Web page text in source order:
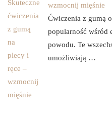
wzmocnij mięśnie
Ćwiczenia z gumą
popularność wśród
powodu. Te
umożliwiają …